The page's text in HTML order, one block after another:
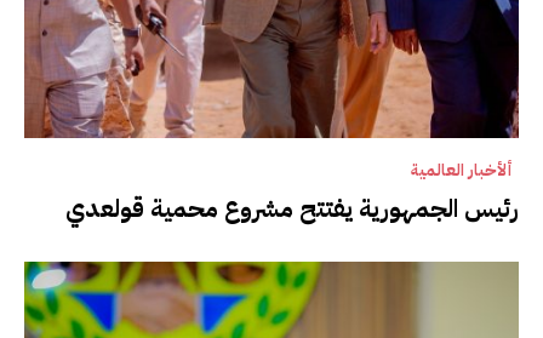
ألأخبار العالمية
رئيس الجمهورية يفتتح مشروع محمية قولعدي